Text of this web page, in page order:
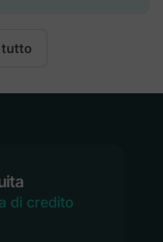
tutto
di credito